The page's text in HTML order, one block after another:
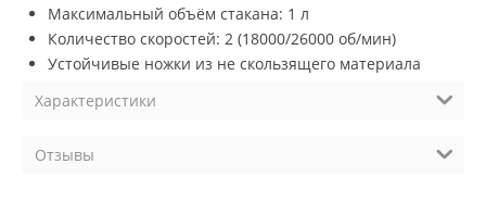
Максимальный объём стакана: 1 л
Количество скоростей: 2 (18000/26000 об/мин)
Устойчивые ножки из не скользящего материала
Характеристики
Отзывы